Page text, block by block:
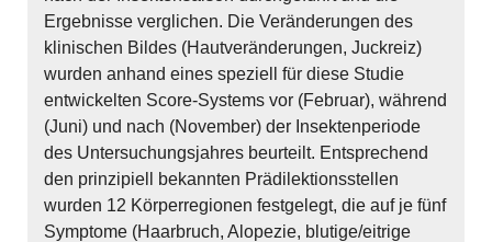
Ergebnisse verglichen. Die Veränderungen des
klinischen Bildes (Hautveränderungen, Juckreiz)
wurden anhand eines speziell für diese Studie
entwickelten Score-Systems vor (Februar), während
(Juni) und nach (November) der Insektenperiode
des Untersuchungsjahres beurteilt. Entsprechend
den prinzipiell bekannten Prädilektionsstellen
wurden 12 Körperregionen festgelegt, die auf je fünf
Symptome (Haarbruch, Alopezie, blutige/eitrige